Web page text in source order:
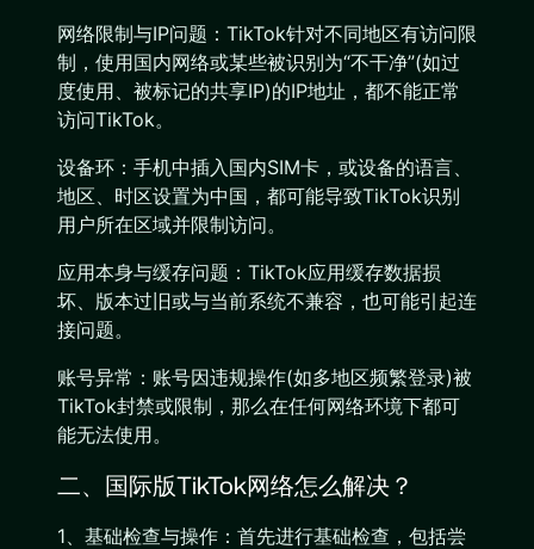
网络限制与IP问题：TikTok针对不同地区有访问限
制，使用国内网络或某些被识别为“不干净”(如过
度使用、被标记的共享IP)的IP地址，都不能正常
访问TikTok。
设备环：手机中插入国内SIM卡，或设备的语言、
地区、时区设置为中国，都可能导致TikTok识别
用户所在区域并限制访问。
应用本身与缓存问题：TikTok应用缓存数据损
坏、版本过旧或与当前系统不兼容，也可能引起连
接问题。
账号异常：账号因违规操作(如多地区频繁登录)被
TikTok封禁或限制，那么在任何网络环境下都可
能无法使用。
二、国际版TikTok网络怎么解决？
1、基础检查与操作：首先进行基础检查，包括尝